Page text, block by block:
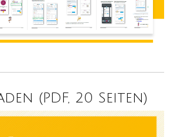
(PDF, 20 Seiten)